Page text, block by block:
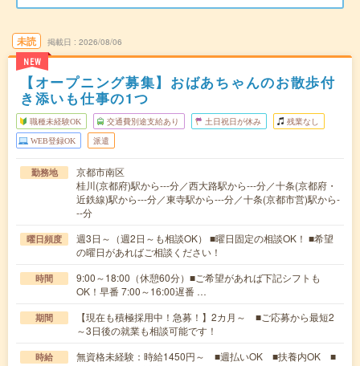
未読
NEW
掲載日 2026/08/06
【オープニング募集】おばあちゃんのお散歩付
き添いも仕事の1つ
職種未経験OK 交通費別途支給あり 土日祝日が休み 残業なし
WEB登録OK 派遣
勤務地
京都市南区
桂川(京都府)駅から---分／西大路駅から---分／十条(京都府・
近鉄線)駅から---分／東寺駅から---分／十条(京都市営)駅から-
--分
曜日頻度
週3日～（週2日～も相談OK） ■曜日固定の相談OK！ ■希望
の曜日があればご相談ください！
時間
9:00～18:00（休憩60分）■ご希望があれば下記シフトも
OK！早番 7:00～16:00遅番 …
期間
【現在も積極採用中！急募！】2カ月～ ■ご応募から最短2
～3日後の就業も相談可能です！
時給
無資格未経験：時給1450円～ ■週払いOK ■扶養内OK ■